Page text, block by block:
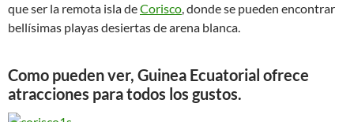
que ser la remota isla deCorisco, donde se pueden encontrar
bellísimas playas desiertas de arena blanca.
Como pueden ver, Guinea Ecuatorial ofrece
atracciones para todos los gustos.